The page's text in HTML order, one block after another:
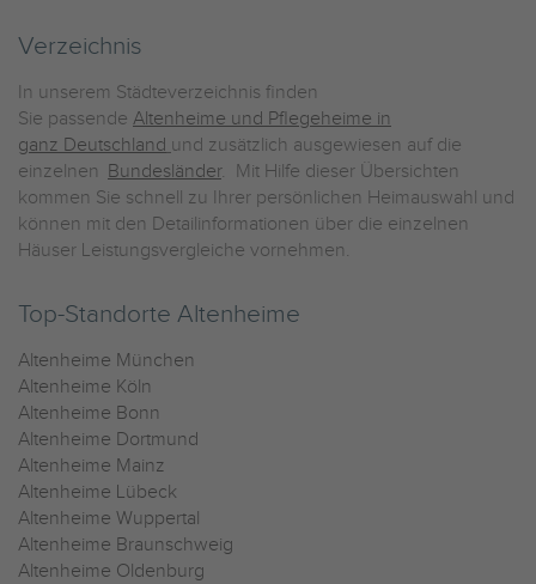
Verzeichnis
In unserem Städteverzeichnis finden
Sie passende Altenheime und Pflegeheime in
ganz Deutschland und zusätzlich ausgewiesen auf die
einzelnen Bundesländer. Mit Hilfe dieser Übersichten
kommen Sie schnell zu Ihrer persönlichen Heimauswahl und
können mit den Detailinformationen über die einzelnen
Häuser Leistungsvergleiche vornehmen.
Top-Standorte Altenheime
Altenheime München
Altenheime Köln
Altenheime Bonn
Altenheime Dortmund
Altenheime Mainz
Altenheime Lübeck
Altenheime Wuppertal
Altenheime Braunschweig
Altenheime Oldenburg